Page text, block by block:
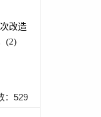
改造
(2)
：529